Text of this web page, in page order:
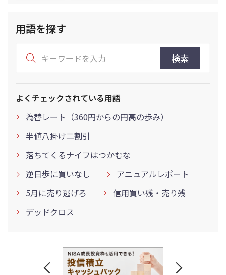
用語を探す
検索
よくチェックされている用語
為替レート（360円からの円高の歩み）
半値八掛け二割引
落ちてくるナイフはつかむな
逆日歩に買いなし
アニュアルレポート
5月に売り逃げろ
信用買い残・売り残
デッドクロス